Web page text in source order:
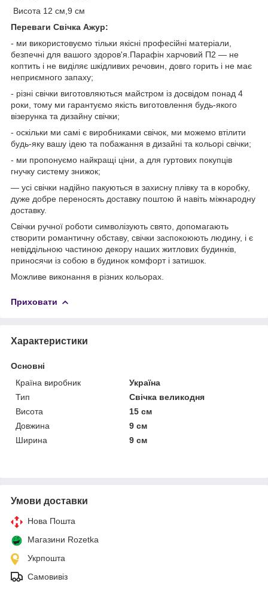
Висота 12 см,9 см
Переваги Свічка Ажур:
- ми використовуємо тільки якісні професійні матеріали,
безпечні для вашого здоров'я.Парафін харчовий П2 — не
коптить і не виділяє шкідливих речовин, довго горить і не має
неприємного запаху;
- різні свічки виготовляються майстром із досвідом понад 4
роки, тому ми гарантуємо якість виготовлення будь-якого
візерунка та дизайну свічки;
- оскільки ми самі є виробниками свічок, ми можемо втілити
будь-яку вашу ідею та побажання в дизайні та кольорі свічки;
- ми пропонуємо найкращі ціни, а для гуртових покупців
гнучку систему знижок;
— усі свічки надійно пакуються в захисну плівку та в коробку,
дуже добре переносять доставку поштою й навіть міжнародну
доставку.
Свічки ручної роботи символізують свято, допомагають
створити романтичну обставу, свічки заспокоюють людину, і є
невіддільною частиною декору наших житлових будинків,
приносячи із собою в будинок комфорт і затишок.
Можливе виконання в різних кольорах.
Приховати
Характеристики
Основні
Країна виробник
Україна
Тип
Свічка великодня
Висота
15 см
Довжина
9 см
Ширина
9 см
Умови доставки
Нова Пошта
Магазини Rozetka
Укрпошта
Самовивіз